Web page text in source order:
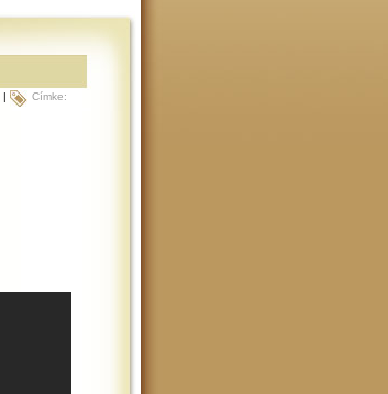
|
Címke: